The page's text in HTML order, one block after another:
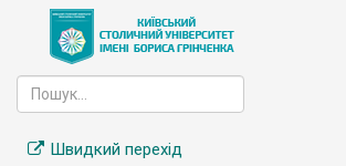
Швидкий перехід